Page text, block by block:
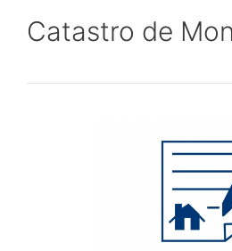
Catastro de